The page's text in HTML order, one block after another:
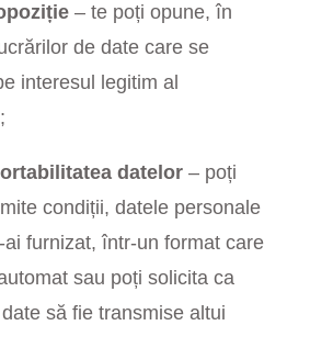
– te poți opune, în
de date care se
interesul legitim al
datelor– poți
condiții, datele personale
ai furnizat, într-un format care
sau poți solicita ca
să fie transmise altui